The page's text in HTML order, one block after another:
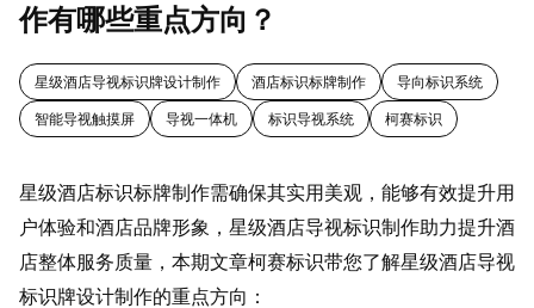
作有哪些重点方向？
星级酒店导视标识牌设计制作 酒店标识标牌制作 导向标识系统
智能导视触摸屏 导视一体机 标识导视系统 柯赛标识
星级酒店标识标牌制作需确保其实用美观，能够有效提升用
户体验和酒店品牌形象，星级酒店导视标识制作助力提升酒
店整体服务质量，本期文章柯赛标识带您了解星级酒店导视
标识牌设计制作的重点方向：